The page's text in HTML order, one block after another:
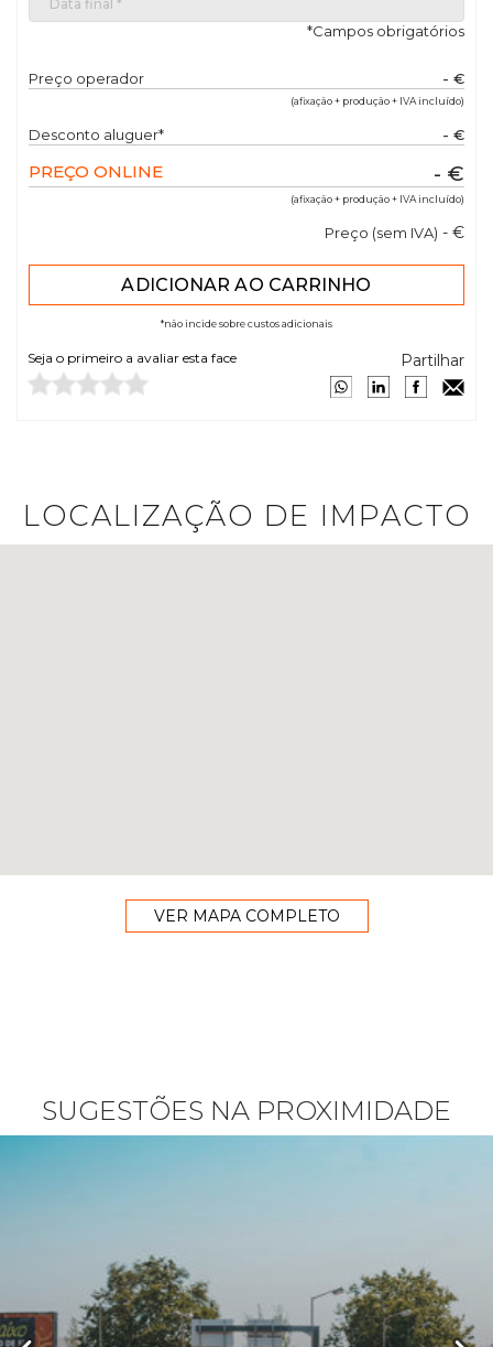
*Campos obrigatórios
Preço operador - €
(afixação + produção + IVA incluído)
Desconto aluguer* - €
PREÇO ONLINE - €
(afixação + produção + IVA incluído)
Preço (sem IVA) - €
*não incide sobre custos adicionais
Seja o primeiro a avaliar esta face Partilhar
LOCALIZAÇÃO DE IMPACTO
VER MAPA COMPLETO
SUGESTÕES NA PROXIMIDADE